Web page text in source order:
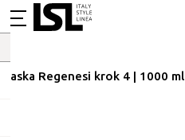
Maska Regenesi krok 4 | 1000 ml